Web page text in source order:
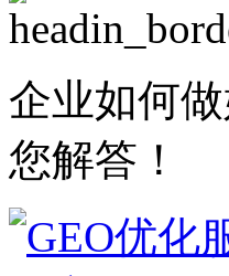
企业如何
您解答！